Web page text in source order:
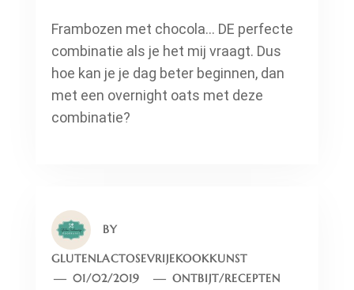
Frambozen met chocola… DE perfecte
combinatie als je het mij vraagt. Dus
hoe kan je je dag beter beginnen, dan
met een overnight oats met deze
combinatie?
BY
GLUTENLACTOSEVRIJEKOOKKUNST
01/02/2019
ONTBIJT/RECEPTEN